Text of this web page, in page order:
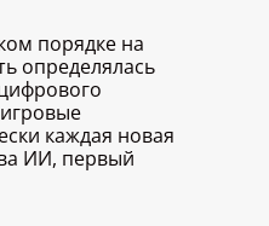
порядке на
определялась
каждая новая
ИИ, первый